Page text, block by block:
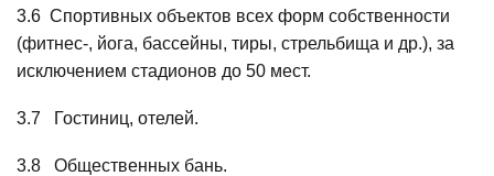
3.6 Спортивных объектов всех форм собственности
(фитнес-, йога, бассейны, тиры, стрельбища и др.), за
исключением стадионов до 50 мест.
3.7 Гостиниц, отелей.
3.8 Общественных бань.